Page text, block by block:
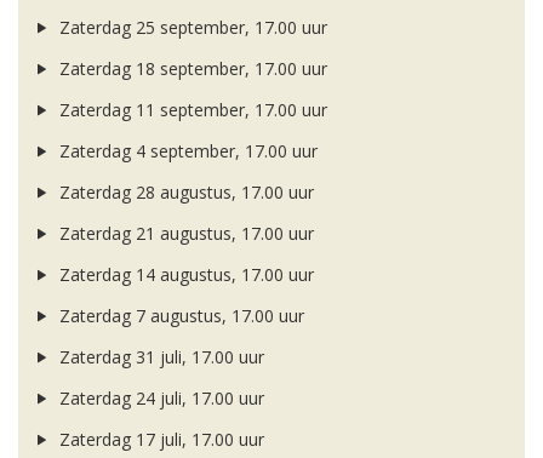
Zaterdag 25 september, 17.00 uur
Zaterdag 18 september, 17.00 uur
Zaterdag 11 september, 17.00 uur
Zaterdag 4 september, 17.00 uur
Zaterdag 28 augustus, 17.00 uur
Zaterdag 21 augustus, 17.00 uur
Zaterdag 14 augustus, 17.00 uur
Zaterdag 7 augustus, 17.00 uur
Zaterdag 31 juli, 17.00 uur
Zaterdag 24 juli, 17.00 uur
Zaterdag 17 juli, 17.00 uur